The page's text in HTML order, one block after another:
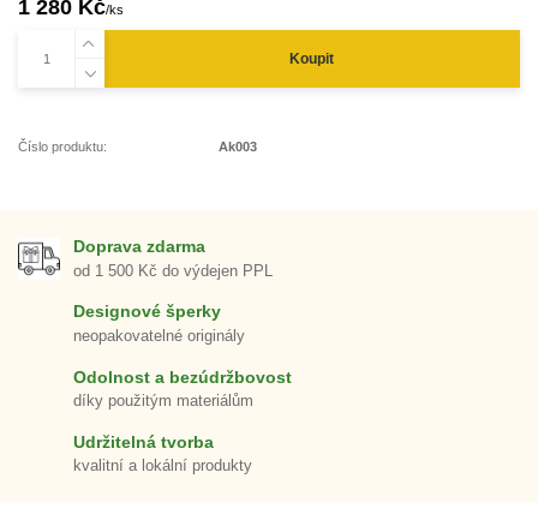
1 280 Kč/ks
Koupit
Číslo produktu: Ak003
Doprava zdarma
od 1 500 Kč do výdejen PPL
Designové šperky
neopakovatelné originály
Odolnost a bezúdržbovost
díky použitým materiálům
Udržitelná tvorba
kvalitní a lokální produkty